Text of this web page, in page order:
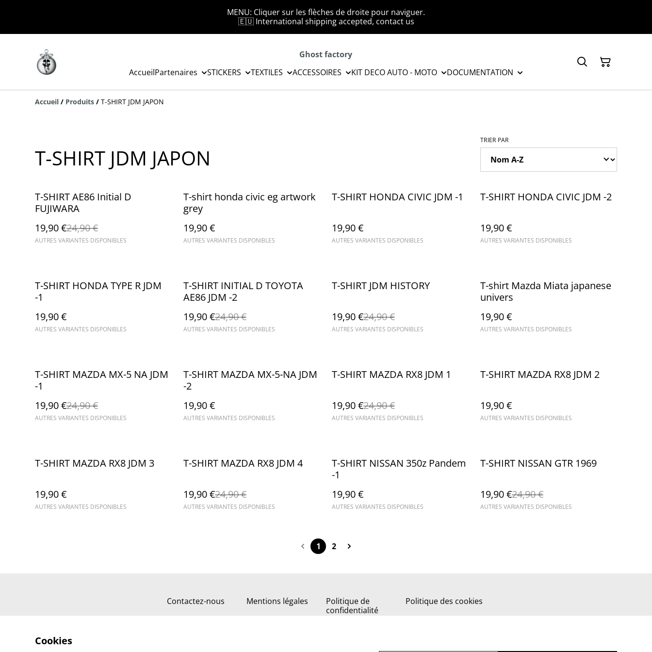
MENU: Cliquer sur les flèches de droite pour naviguer.
🇪🇺 International shipping accepted, contact us
Ghost factory
AccueilPartenaires STICKERS TEXTILES ACCESSOIRES KIT DECO AUTO - MOTO DOCUMENTATION
Accueil / Produits / T-SHIRT JDM JAPON
T-SHIRT JDM JAPON
TRIER PAR
%
T-SHIRT AE86 Initial D
FUJIWARA
19,90 €24,90 €
AUTRES VARIANTES DISPONIBLES
T-shirt honda civic eg artwork
grey
19,90 €
AUTRES VARIANTES DISPONIBLES
T-SHIRT HONDA CIVIC JDM -1
19,90 €
AUTRES VARIANTES DISPONIBLES
T-SHIRT HONDA CIVIC JDM -2
19,90 €
AUTRES VARIANTES DISPONIBLES
T-SHIRT HONDA TYPE R JDM
-1
19,90 €
AUTRES VARIANTES DISPONIBLES
%
T-SHIRT INITIAL D TOYOTA
AE86 JDM -2
19,90 €24,90 €
AUTRES VARIANTES DISPONIBLES
%
T-SHIRT JDM HISTORY
19,90 €24,90 €
AUTRES VARIANTES DISPONIBLES
T-shirt Mazda Miata japanese
univers
19,90 €
AUTRES VARIANTES DISPONIBLES
%
T-SHIRT MAZDA MX-5 NA JDM
-1
19,90 €24,90 €
AUTRES VARIANTES DISPONIBLES
T-SHIRT MAZDA MX-5-NA JDM
-2
19,90 €
AUTRES VARIANTES DISPONIBLES
%
T-SHIRT MAZDA RX8 JDM 1
19,90 €24,90 €
AUTRES VARIANTES DISPONIBLES
T-SHIRT MAZDA RX8 JDM 2
19,90 €
AUTRES VARIANTES DISPONIBLES
T-SHIRT MAZDA RX8 JDM 3
19,90 €
AUTRES VARIANTES DISPONIBLES
%
T-SHIRT MAZDA RX8 JDM 4
19,90 €24,90 €
AUTRES VARIANTES DISPONIBLES
T-SHIRT NISSAN 350z Pandem
-1
19,90 €
AUTRES VARIANTES DISPONIBLES
%
T-SHIRT NISSAN GTR 1969
19,90 €24,90 €
AUTRES VARIANTES DISPONIBLES
1 2
Contactez-nous Mentions légales
Politique de
confidentialité
Politique des cookies
Cookies